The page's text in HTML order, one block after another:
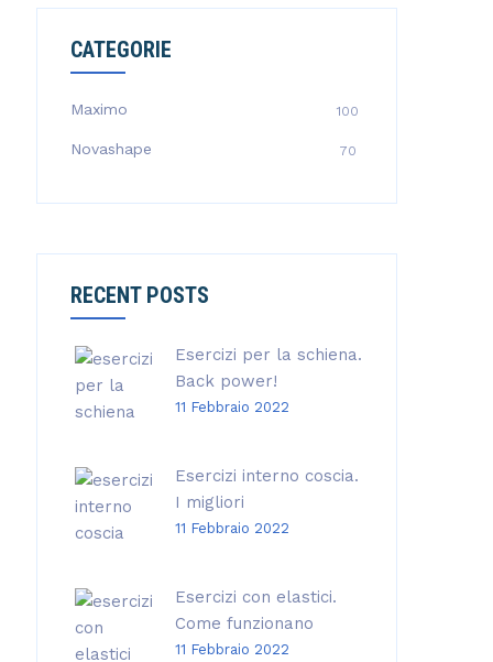
CATEGORIE
Maximo 100
Novashape 70
RECENT POSTS
Esercizi per la schiena.
Back power!
11 Febbraio 2022
Esercizi interno coscia.
I migliori
11 Febbraio 2022
Esercizi con elastici.
Come funzionano
11 Febbraio 2022